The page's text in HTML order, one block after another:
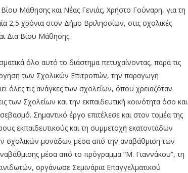
Μάθησης και Νέας Γενιάς, Χρήστο Γούναρη, για τη
2,5 χρόνια στον Δήμο Βριλησσίων, στις σχολικές
Δια Βίου Μάθησης.
όλο αυτό το διάστημα πετυχαίνοντας, παρά τις
των Σχολικών Επιτροπών, την παραγωγή
όλες τις ανάγκες των σχολείων, όπου χρειαζόταν.
των Σχολείων και την εκπαιδευτική κοινότητα όσο και
Σημαντικό έργο επιτέλεσε και στον τομέα της
εκπαιδευτικούς και τη συμμετοχή εκατοντάδων
σχολικών μονάδων μέσα από την αναβάθμιση των
μέσα από το πρόγραμμα “Μ. Γιαννάκου”, τη
οργάνωσε Σεμινάρια Επαγγελματικού